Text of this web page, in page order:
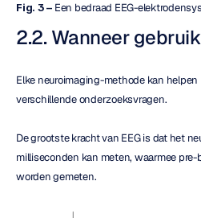
Fig. 3 – Een bedraad EEG-
2.2. Wanneer
Elke neuroimaging-methode kan
verschillende onderzoeksvragen.
De grootste kracht van EEG is dat het
milliseconden kan meten, waarmee
worden gemeten.